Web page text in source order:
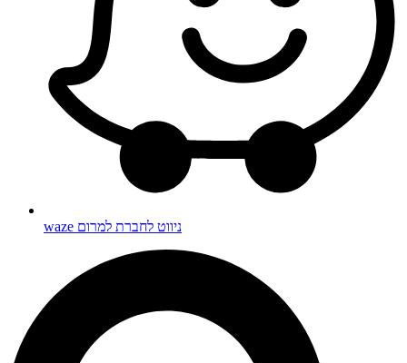
waze ניווט לחברת למרום